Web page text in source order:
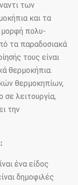
των
και τα
πολυ-
τα παραδοσιακά
τους είναι
θερμοκήπια.
θερμοκηπίων,
σε λειτουργία,
την
ένα είδος
δημοφιλές